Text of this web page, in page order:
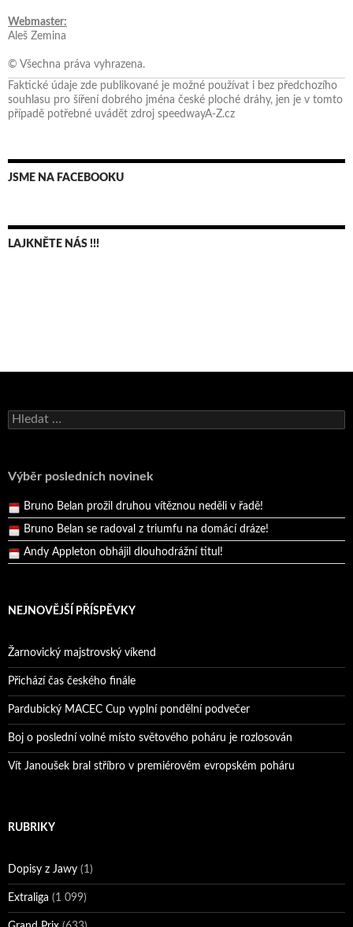
Webmaster:
Aleš Zemina
© Všechna práva vyhrazena.
Faktické údaje zde publikované je možné používat i bez předchozího
souhlasu pro šíření dobrého jména české ploché dráhy, jen je v tomto
případě potřebné uvádět zdroj speedwayA-Z.cz
JSME NA FACEBOOKU
LAJKNĚTE NÁS !!!
Vyhledávání
Výběr posledních novinek
Andy Appleton obhájil dlouhodrážní titul!
Pražský přebor neskrblil překvapeními!
Bruno Belan se radoval z triumfu na domácí dráze!
Andy Appleton obhájil dlouhodrážní titul!
Reprezentační dvojice brala český titul!
NEJNOVĚJŠÍ PŘÍSPĚVKY
Žarnovický majstrovský víkend
Přichází čas českého finále
Pardubický MACEC Cup vyplní pondělní podvečer
Boj o poslední volné místo světového poháru je rozlosován
Vít Janoušek bral stříbro v premiérovém evropském poháru
RUBRIKY
Dopisy z Jawy (1)
Extraliga (1 099)